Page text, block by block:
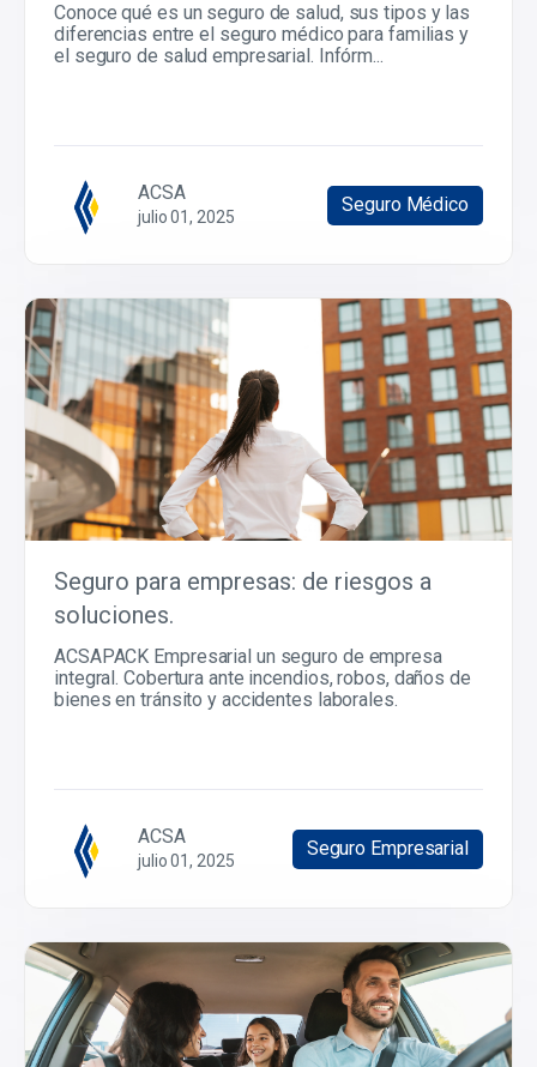
Conoce qué es un seguro de salud, sus tipos y las
diferencias entre el seguro médico para familias y
el seguro de salud empresarial. Infórm...
ACSA
julio 01, 2025
Seguro Médico
Seguro para empresas: de riesgos a
soluciones.
ACSAPACK Empresarial un seguro de empresa
integral. Cobertura ante incendios, robos, daños de
bienes en tránsito y accidentes laborales.
ACSA
julio 01, 2025
Seguro Empresarial